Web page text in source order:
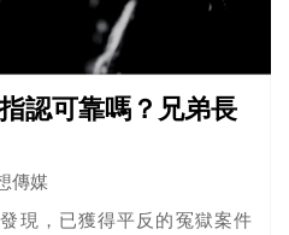
認可靠嗎？兄弟長
傳媒
現，已獲得平反的冤獄案件